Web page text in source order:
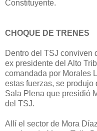
Constituyente.
CHOQUE DE TRENES
Dentro del TSJ conviven
ex presidente del Alto
comandada por Morales
estas fuerzas, se
Sala Plena que presidió
del TSJ.
Allí el sector de Mora